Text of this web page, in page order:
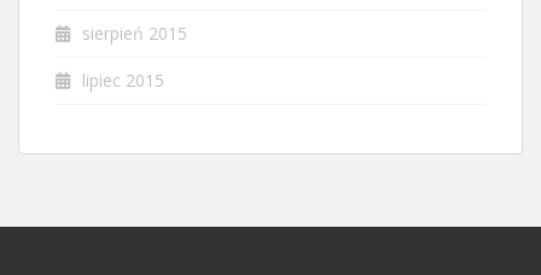
sierpień 2015
lipiec 2015